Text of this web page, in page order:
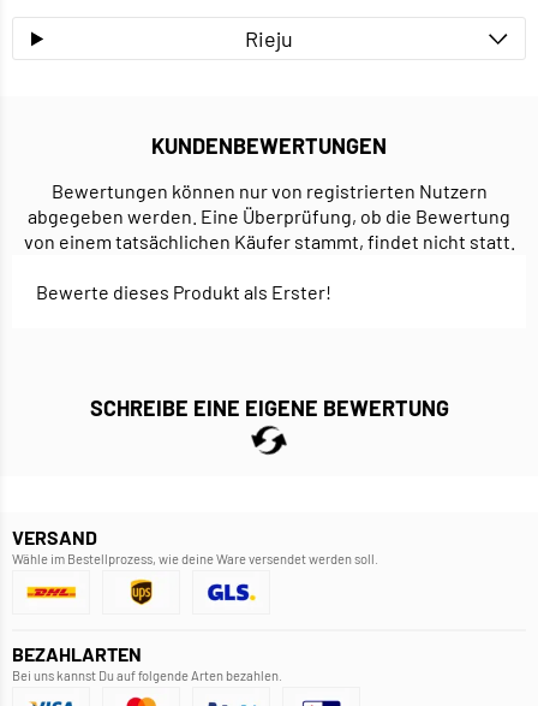
Rieju
KUNDENBEWERTUNGEN
Bewertungen können nur von registrierten Nutzern
abgegeben werden. Eine Überprüfung, ob die Bewertung
von einem tatsächlichen Käufer stammt, findet nicht statt.
Bewerte dieses Produkt als Erster!
SCHREIBE EINE EIGENE BEWERTUNG
VERSAND
Wähle im Bestellprozess, wie deine Ware versendet werden soll.
BEZAHLARTEN
Bei uns kannst Du auf folgende Arten bezahlen.